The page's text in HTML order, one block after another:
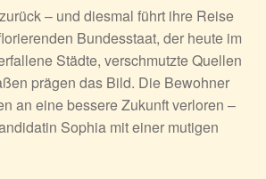
– und diesmal führt ihre Reise
Bundesstaat, der heute im
Städte, verschmutzte Quellen
prägen das Bild. Die Bewohner
an eine bessere Zukunft verloren –
Sophia mit einer mutigen